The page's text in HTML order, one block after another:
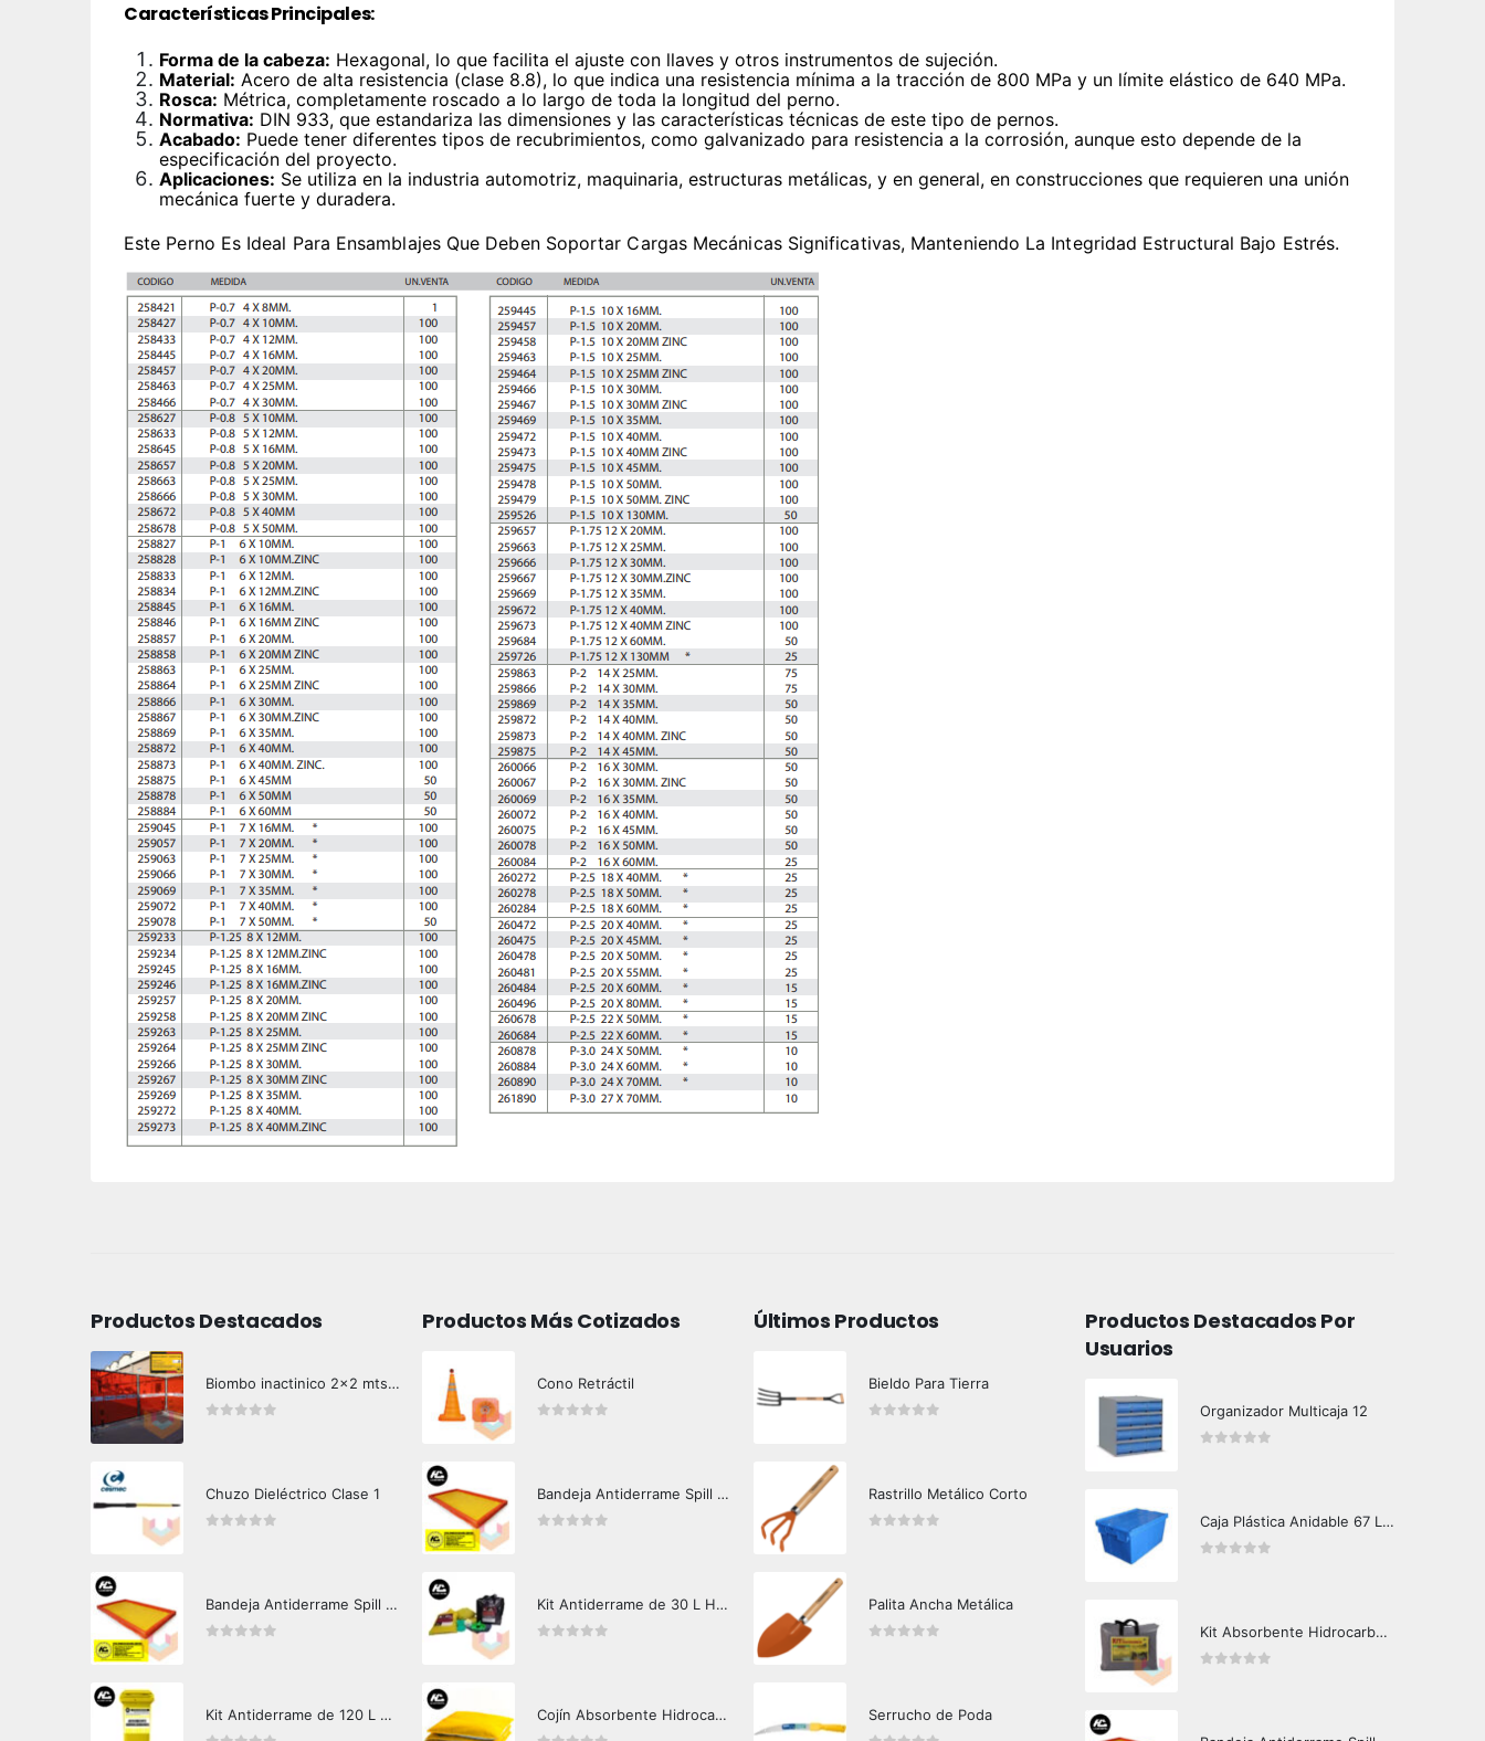
Características Principales:
Forma de la cabeza: Hexagonal, lo que facilita el ajuste con llaves y otros instrumentos de sujeción.
Material: Acero de alta resistencia (clase 8.8), lo que indica una resistencia mínima a la tracción de 800 MPa y un límite elástico de 640 MPa.
Rosca: Métrica, completamente roscado a lo largo de toda la longitud del perno.
Normativa: DIN 933, que estandariza las dimensiones y las características técnicas de este tipo de pernos.
Acabado: Puede tener diferentes tipos de recubrimientos, como galvanizado para resistencia a la corrosión, aunque esto depende de la
especificación del proyecto.
Aplicaciones: Se utiliza en la industria automotriz, maquinaria, estructuras metálicas, y en general, en construcciones que requieren una unión
mecánica fuerte y duradera.
Este Perno Es Ideal Para Ensamblajes Que Deben Soportar Cargas Mecánicas Significativas, Manteniendo La Integridad Estructural Bajo Estrés.
Productos Destacados
Biombo inactinico 2x2 mts Hazard Control
Chuzo Dieléctrico Clase 1
Bandeja Antiderrame Spill Barrier 346 litros Certificada
Kit Antiderrame de 120 L Hazard Control (Hidrocarburos - Biodegradable)
Productos Más Cotizados
Cono Retráctil
Bandeja Antiderrame Spill Barrier 117 lts Certificada
Kit Antiderrame de 30 L Hazard Control (Hidrocarburos - Biodegradable)
Cojín Absorbente Hidrocarburos Hazard Control
Últimos Productos
Bieldo Para Tierra
Rastrillo Metálico Corto
Palita Ancha Metálica
Serrucho de Poda
Productos Destacados Por
Usuarios
Organizador Multicaja 12
Caja Plástica Anidable 67 Lts MKN-310
Kit Absorbente Hidrocarburos Crunch Oil K3000